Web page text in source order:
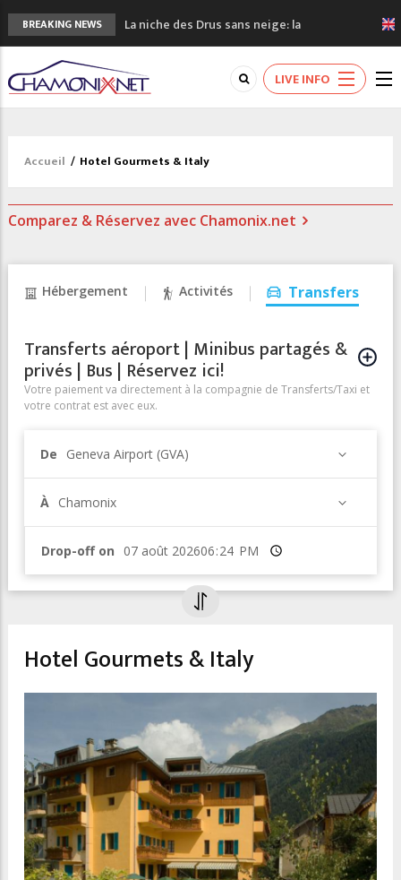
BREAKING NEWS
La niche des Drus sans neige: la
sécheresse en haute montagne
3 bonnes raisons pour visiter le nouveau
Musée du Mont-Blanc
Accidents en montagne: 3 personnes sont
Craft ouvre un nouveau magasin de course
LIVE INFO
Accueil / Hotel Gourmets & Italy
Comparez & Réservez avec Chamonix.net
Hébergement Activités Transfers
Transferts aéroport | Minibus partagés &
privés | Bus | Réservez ici!
Votre paiement va directement à la compagnie de Transferts/Taxi et
votre contrat est avec eux.
De Geneva Airport (GVA)
À Chamonix
Drop-off on Heure
Hotel Gourmets & Italy